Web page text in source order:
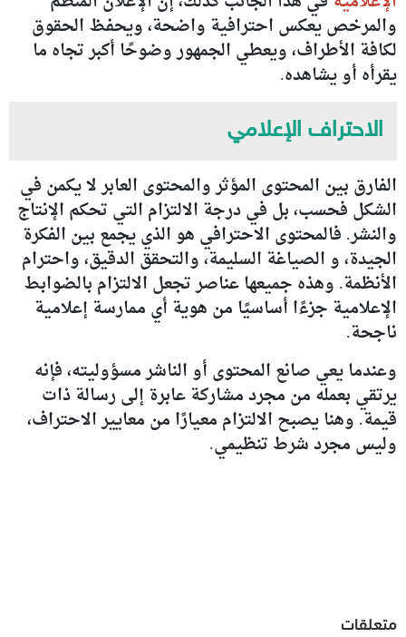
والمرخص يعكس احترافية واضحة، ويحفظ الحقوق
لكافة الأطراف، ويعطي الجمهور وضوحًا أكبر تجاه ما
يقرأه أو يشاهده.
الاحتراف الإعلامي
الفارق بين المحتوى المؤثر والمحتوى العابر لا يكمن في
الشكل فحسب، بل في درجة الالتزام التي تحكم الإنتاج
والنشر. فالمحتوى الاحترافي هو الذي يجمع بين الفكرة
الجيدة، و الصياغة السليمة، والتحقق الدقيق، واحترام
الأنظمة. وهذه جميعها عناصر تجعل الالتزام بالضوابط
الإعلامية جزءًا أساسيًا من هوية أي ممارسة إعلامية
ناجحة.
وعندما يعي صانع المحتوى أو الناشر مسؤوليته، فإنه
يرتقي بعمله من مجرد مشاركة عابرة إلى رسالة ذات
قيمة. وهنا يصبح الالتزام معيارًا من معايير الاحتراف،
وليس مجرد شرط تنظيمي.
متعلقات